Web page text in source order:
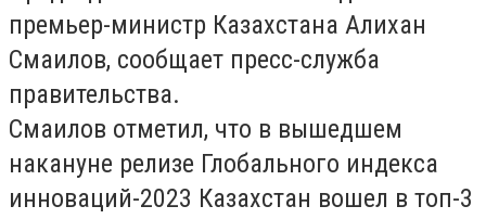
премьер-министр Казахстана Алихан
Смаилов, сообщает пресс-служба
правительства.
Смаилов отметил, что в вышедшем
накануне релизе Глобального индекса
инноваций-2023 Казахстан вошел в топ-3